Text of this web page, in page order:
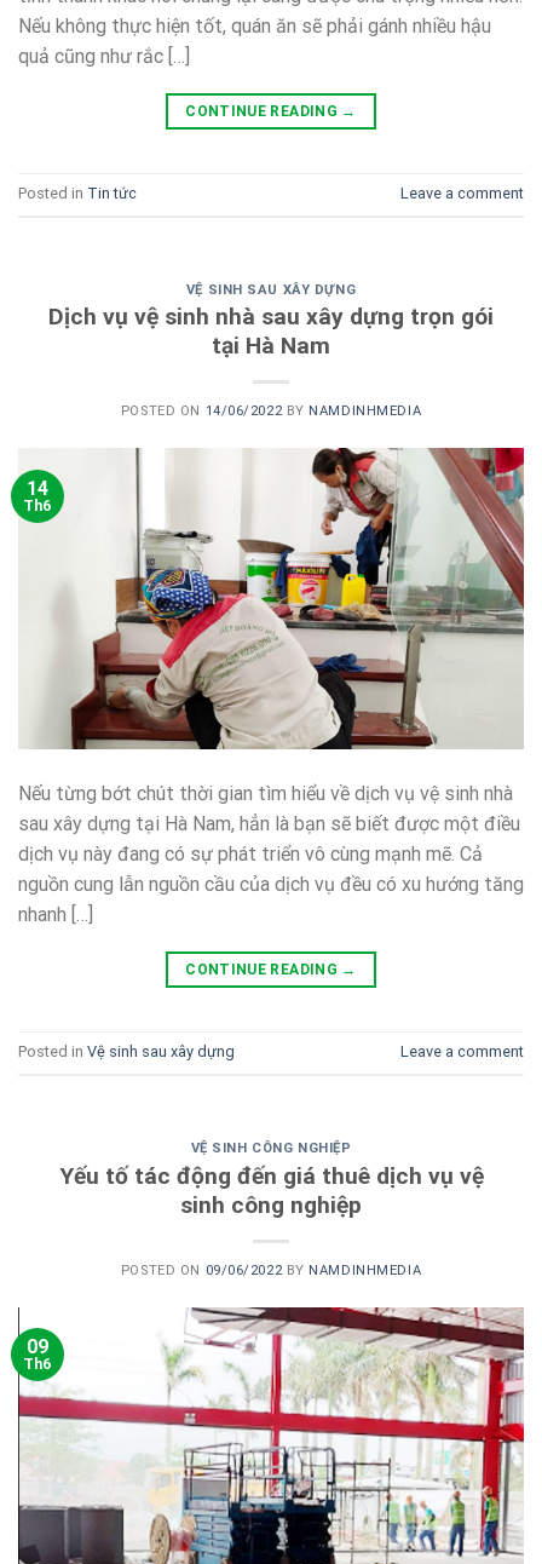
Nếu không thực hiện tốt, quán ăn sẽ phải gánh nhiều hậu
quả cũng như rắc […]
CONTINUE READING →
Posted in Tin tức Leave a comment
VỆ SINH SAU XÂY DỰNG
Dịch vụ vệ sinh nhà sau xây dựng trọn gói
tại Hà Nam
POSTED ON 14/06/2022 BY NAMDINHMEDIA
14
Th6
Nếu từng bớt chút thời gian tìm hiểu về dịch vụ vệ sinh nhà
sau xây dựng tại Hà Nam, hẳn là bạn sẽ biết được một điều
dịch vụ này đang có sự phát triển vô cùng mạnh mẽ. Cả
nguồn cung lẫn nguồn cầu của dịch vụ đều có xu hướng tăng
nhanh […]
CONTINUE READING →
Posted in Vệ sinh sau xây dựng Leave a comment
VỆ SINH CÔNG NGHIỆP
Yếu tố tác động đến giá thuê dịch vụ vệ
sinh công nghiệp
POSTED ON 09/06/2022 BY NAMDINHMEDIA
09
Th6